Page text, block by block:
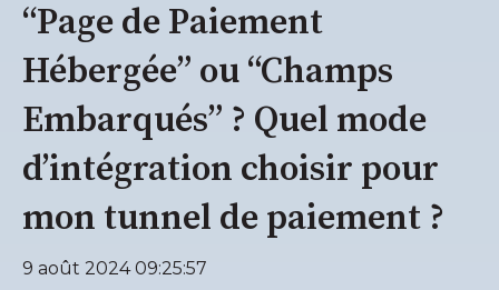
“Page de Paiement
Hébergée” ou “Champs
Embarqués” ? Quel mode
d’intégration choisir pour
mon tunnel de paiement ?
9 août 2024 09:25:57